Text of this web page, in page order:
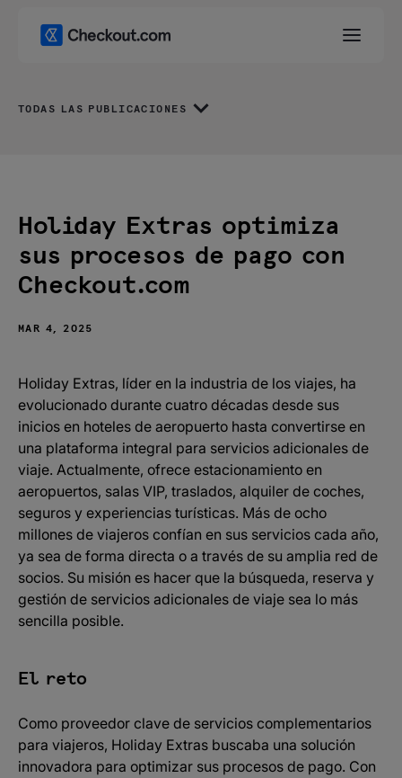
TODAS LAS PUBLICACIONES
Holiday Extras optimiza
sus procesos de pago con
Checkout.com
MAR 4, 2025
Holiday Extras, líder en la industria de los viajes, ha
evolucionado durante cuatro décadas desde sus
inicios en hoteles de aeropuerto hasta convertirse en
una plataforma integral para servicios adicionales de
viaje. Actualmente, ofrece estacionamiento en
aeropuertos, salas VIP, traslados, alquiler de coches,
seguros y experiencias turísticas. Más de ocho
millones de viajeros confían en sus servicios cada año,
ya sea de forma directa o a través de su amplia red de
socios. Su misión es hacer que la búsqueda, reserva y
gestión de servicios adicionales de viaje sea lo más
sencilla posible.
El reto
Como proveedor clave de servicios complementarios
para viajeros, Holiday Extras buscaba una solución
innovadora para optimizar sus procesos de pago. Con